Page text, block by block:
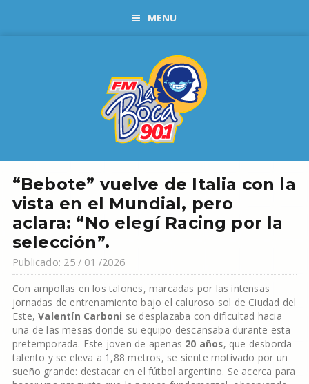
MENU
“Bebote” vuelve de Italia con la
vista en el Mundial, pero
aclara: “No elegí Racing por la
selección”.
Publicado: 25 / 01 /2026
Con ampollas en los talones, marcadas por las intensas
jornadas de entrenamiento bajo el caluroso sol de Ciudad del
Este,Valentín Carboni se desplazaba con dificultad hacia
una de las mesas donde su equipo descansaba durante esta
pretemporada. Este joven de apenas 20 años, que desborda
talento y se eleva a 1,88 metros, se siente motivado por un
sueño grande: destacar en el fútbol argentino. Se acerca para